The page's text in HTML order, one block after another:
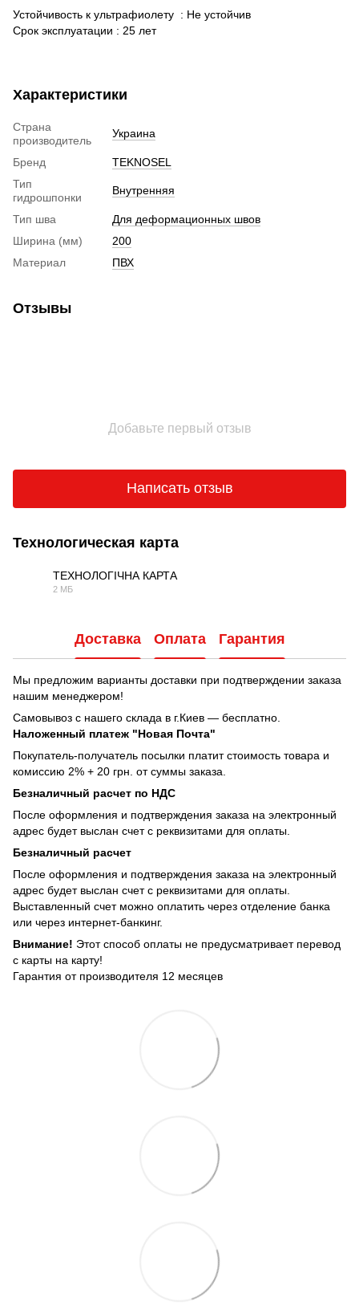
Устойчивость к ультрафиолету : Не устойчив
Срок эксплуатации : 25 лет
Характеристики
Страна
производитель
Украина
Бренд
TEKNOSEL
Тип
гидрошпонки
Внутренняя
Тип шва
Для деформационных швов
Ширина (мм)
200
Материал
ПВХ
Отзывы
Добавьте первый отзыв
Написать отзыв
Технологическая карта
ТЕХНОЛОГІЧНА КАРТА
2 МБ
Доставка Оплата Гарантия
Мы предложим варианты доставки при подтверждении заказа
нашим менеджером!
Самовывоз с нашего склада в г.Киев — бесплатно.
Наложенный платеж "Новая Почта"
Покупатель-получатель посылки платит стоимость товара и
комиссию 2% + 20 грн. от суммы заказа.
Безналичный расчет по НДС
После оформления и подтверждения заказа на электронный
адрес будет выслан счет с реквизитами для оплаты.
Безналичный расчет
После оформления и подтверждения заказа на электронный
адрес будет выслан счет с реквизитами для оплаты.
Выставленный счет можно оплатить через отделение банка
или через интернет-банкинг.
Внимание! Этот способ оплаты не предусматривает перевод
с карты на карту!
Гарантия от производителя 12 месяцев